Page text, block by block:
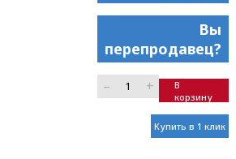
Вы
перепродавец?
– +
В
корзину
Купить в 1 клик